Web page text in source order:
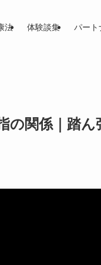
法 体験談集 パート
の関係｜踏